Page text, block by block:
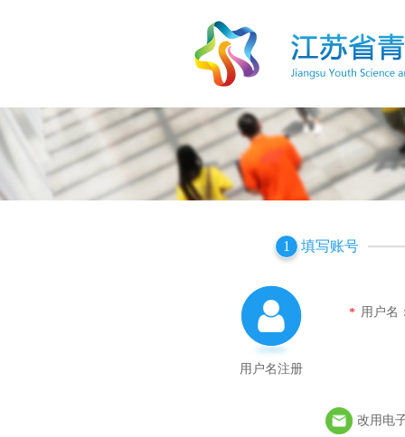
1 填写账号
用户名注册
* 用户名
改用电